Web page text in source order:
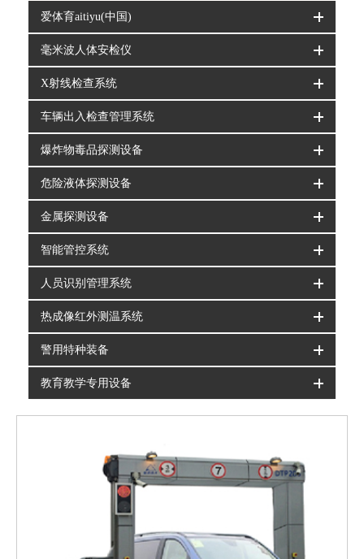
爱体育aitiyu(中国)
毫米波人体安检仪
X射线检查系统
车辆出入检查管理系统
爆炸物毒品探测设备
危险液体探测设备
金属探测设备
智能管控系统
人员识别管理系统
热成像红外测温系统
警用特种装备
教育教学专用设备